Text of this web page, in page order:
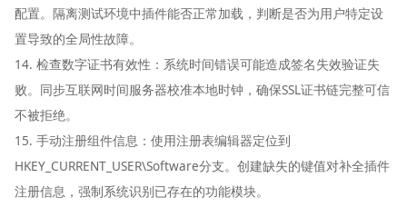
配置。隔离测试环境中插件能否正常加载，判断是否为用户特定设
置导致的全局性故障。
14. 检查数字证书有效性：系统时间错误可能造成签名失效验证失
败。同步互联网时间服务器校准本地时钟，确保SSL证书链完整可信
不被拒绝。
15. 手动注册组件信息：使用注册表编辑器定位到
HKEY_CURRENT_USER\Software分支。创建缺失的键值对补全插件
注册信息，强制系统识别已存在的功能模块。